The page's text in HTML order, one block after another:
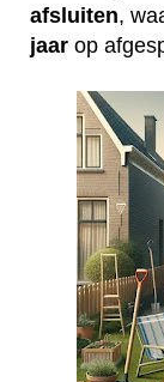
afsluiten,
jaar op